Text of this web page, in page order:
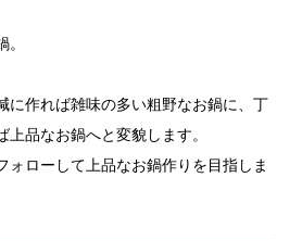
に作れば雑味の多い粗野なお鍋に、丁
品なお鍋へと変貌します。
ォローして上品なお鍋作りを目指しま